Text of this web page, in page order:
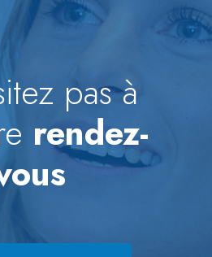
pas à
rendez-